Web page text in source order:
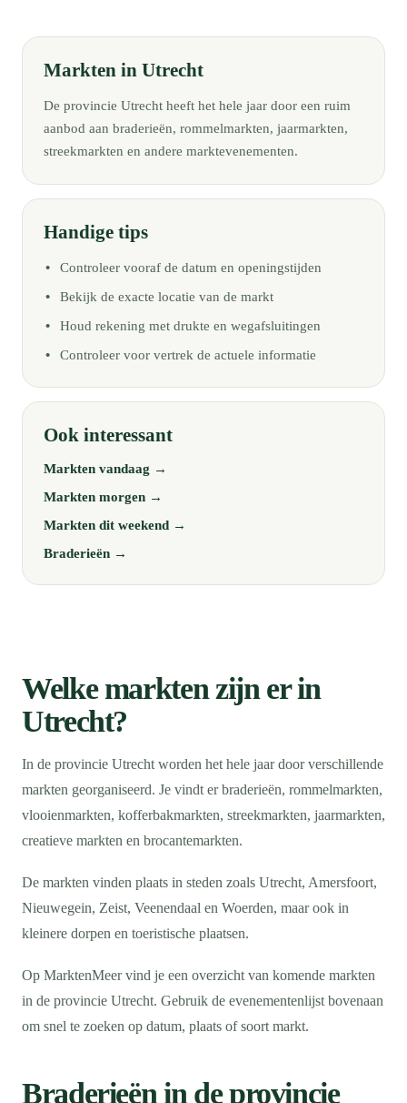
Markten in Utrecht
De provincie Utrecht heeft het hele jaar door een ruim
aanbod aan braderieën, rommelmarkten, jaarmarkten,
streekmarkten en andere marktevenementen.
Handige tips
Controleer vooraf de datum en openingstijden
Bekijk de exacte locatie van de markt
Houd rekening met drukte en wegafsluitingen
Controleer voor vertrek de actuele informatie
Ook interessant
Markten vandaag →
Markten morgen →
Markten dit weekend →
Braderieën →
Welke markten zijn er in
Utrecht?
In de provincie Utrecht worden het hele jaar door verschillende
markten georganiseerd. Je vindt er braderieën, rommelmarkten,
vlooienmarkten, kofferbakmarkten, streekmarkten, jaarmarkten,
creatieve markten en brocantemarkten.
De markten vinden plaats in steden zoals Utrecht, Amersfoort,
Nieuwegein, Zeist, Veenendaal en Woerden, maar ook in
kleinere dorpen en toeristische plaatsen.
Op MarktenMeer vind je een overzicht van komende markten
in de provincie Utrecht. Gebruik de evenementenlijst bovenaan
om snel te zoeken op datum, plaats of soort markt.
Braderieën in de provincie